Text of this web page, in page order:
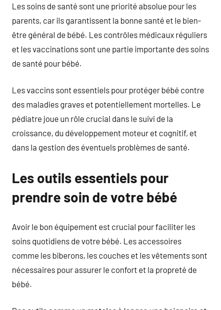
Les soins de santé sont une priorité absolue pour les
parents, car ils garantissent la bonne santé et le bien-
être général de bébé. Les contrôles médicaux réguliers
et les vaccinations sont une partie importante des soins
de santé pour bébé.
Les vaccins sont essentiels pour protéger bébé contre
des maladies graves et potentiellement mortelles. Le
pédiatre joue un rôle crucial dans le suivi de la
croissance, du développement moteur et cognitif, et
dans la gestion des éventuels problèmes de santé.
Les outils essentiels pour
prendre soin de votre bébé
Avoir le bon équipement est crucial pour faciliter les
soins quotidiens de votre bébé. Les accessoires
comme les biberons, les couches et les vêtements sont
nécessaires pour assurer le confort et la propreté de
bébé.